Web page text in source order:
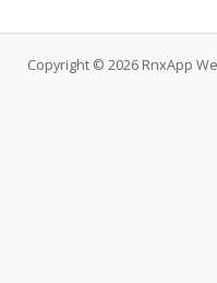
Copyright © 2026 RnxApp